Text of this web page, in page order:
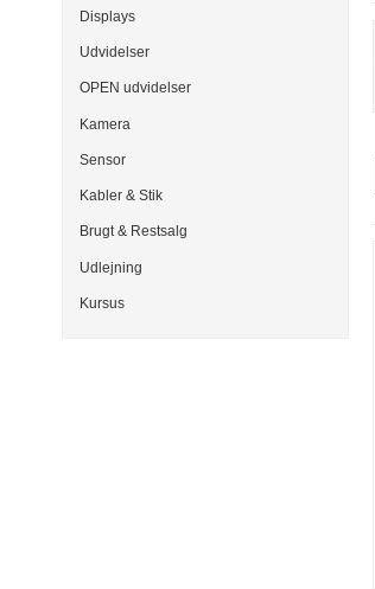
Displays
Udvidelser
OPEN udvidelser
Kamera
Sensor
Kabler & Stik
Brugt & Restsalg
Udlejning
Kursus